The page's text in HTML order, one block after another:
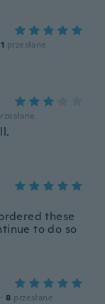
1 przesłane
these
to do so
· 8 przesłane